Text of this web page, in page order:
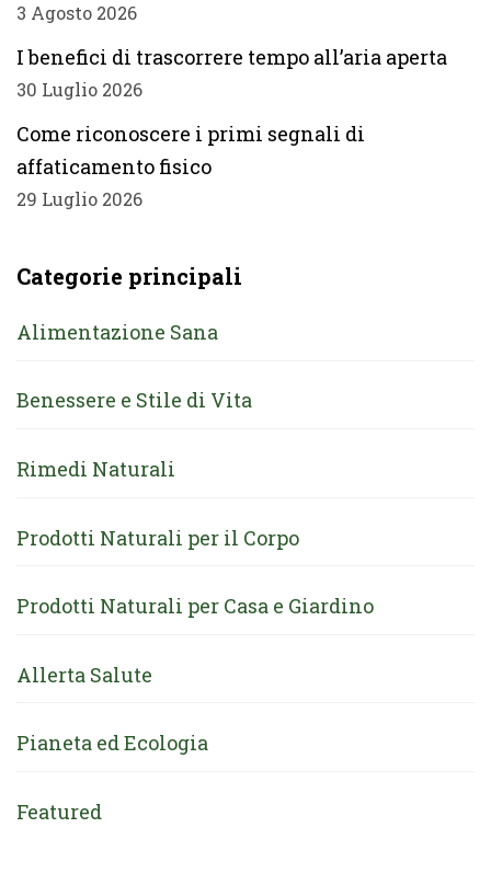
3 Agosto 2026
I benefici di trascorrere tempo all’aria aperta
30 Luglio 2026
Come riconoscere i primi segnali di
affaticamento fisico
29 Luglio 2026
Categorie principali
Alimentazione Sana
Benessere e Stile di Vita
Rimedi Naturali
Prodotti Naturali per il Corpo
Prodotti Naturali per Casa e Giardino
Allerta Salute
Pianeta ed Ecologia
Featured